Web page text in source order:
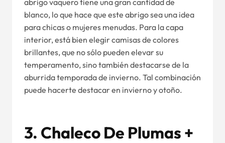
abrigo vaquero tiene una gran cantidad de
blanco, lo que hace que este abrigo sea una idea
para chicas o mujeres menudas. Para la capa
interior, está bien elegir camisas de colores
brillantes, que no sólo pueden elevar su
temperamento, sino también destacarse de la
aburrida temporada de invierno. Tal combinación
puede hacerte destacar en invierno y otoño.
3. Chaleco De Plumas +